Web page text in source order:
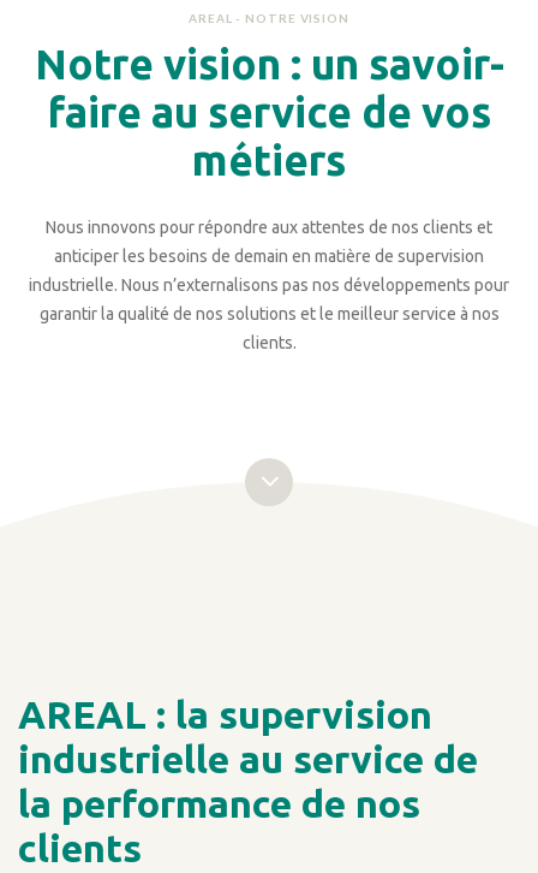
AREAL - NOTRE VISION
Notre vision : un savoir-
faire au service de vos
métiers
Nous innovons pour répondre aux attentes de nos clients et
anticiper les besoins de demain en matière de supervision
industrielle. Nous n’externalisons pas nos développements pour
garantir la qualité de nos solutions et le meilleur service à nos
clients.
AREAL : la supervision
industrielle au service de
la performance de nos
clients